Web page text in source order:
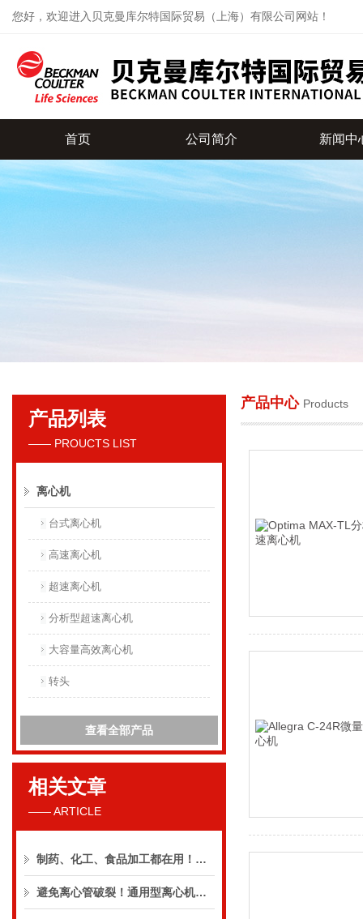
您好，欢迎进入贝克曼库尔特国际贸易（上海）有限公司网站！
贝克曼库尔特国际贸易（上海）有限公司
首页 公司简介 新闻中
产品列表
—— PROUCTS LIST
离心机
台式离心机
高速离心机
超速离心机
分析型超速离心机
大容量高效离心机
转头
查看全部产品
相关文章
—— ARTICLE
制药、化工、食品加工都在用！智能型高效离心机的6大核心应用场景解析
避免离心管破裂！通用型离心机的负载平衡与温度控制
产品中心 Products